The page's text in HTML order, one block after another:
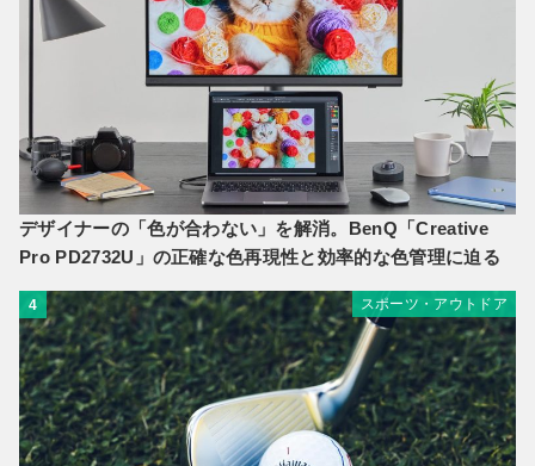
デザイナーの「色が合わない」を解消。BenQ「Creative
Pro PD2732U」の正確な色再現性と効率的な色管理に迫る
4 スポーツ・アウトドア